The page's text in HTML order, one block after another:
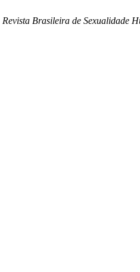
Revista Brasileira de Sexualidade